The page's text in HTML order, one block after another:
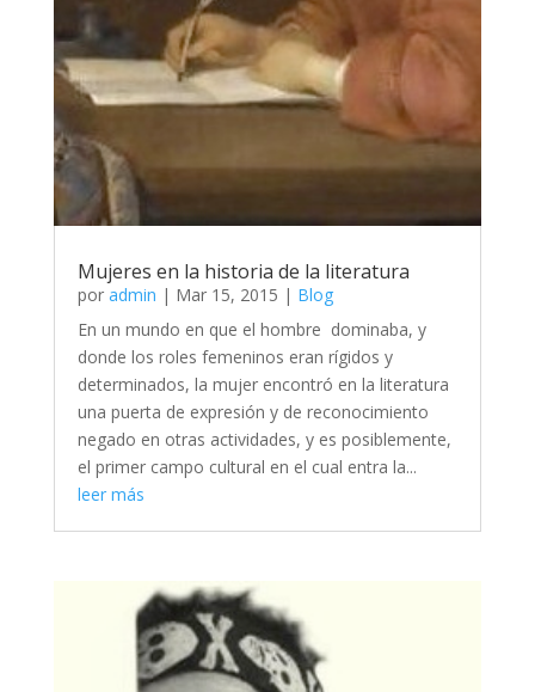
Mujeres en la historia de la literatura
por admin | Mar 15, 2015 | Blog
En un mundo en que el hombre dominaba, y
donde los roles femeninos eran rígidos y
determinados, la mujer encontró en la literatura
una puerta de expresión y de reconocimiento
negado en otras actividades, y es posiblemente,
el primer campo cultural en el cual entra la...
leer más